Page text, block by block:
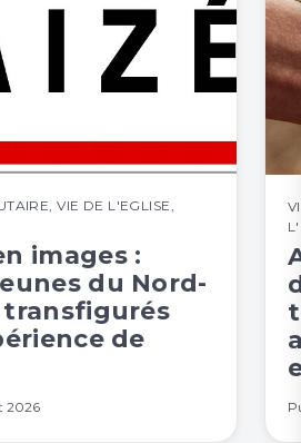
,VIE DE L'EGLISE,
images :
du Nord-
transfigurés
de
2026